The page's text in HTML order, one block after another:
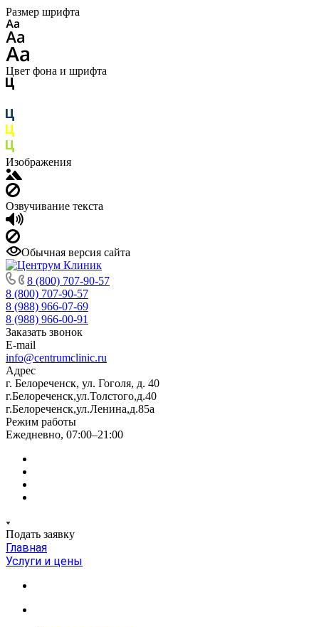
Размер шрифта
Цвет фона и шрифта
Изображения
Озвучивание текста
Обычная версия сайта
8 (800) 707-90-57
8 (800) 707-90-57
8 (988) 966-07-69
8 (988) 966-00-91
Заказать звонок
E-mail
info@centrumclinic.ru
Адрес
г. Белореченск, ул. Гоголя, д. 40
г.Белореченск,ул.Толстого,д.40
г.Белореченск,ул.Ленина,д.85а
Режим работы
Ежедневно, 07:00–21:00
Подать заявку
Главная
Услуги и цены